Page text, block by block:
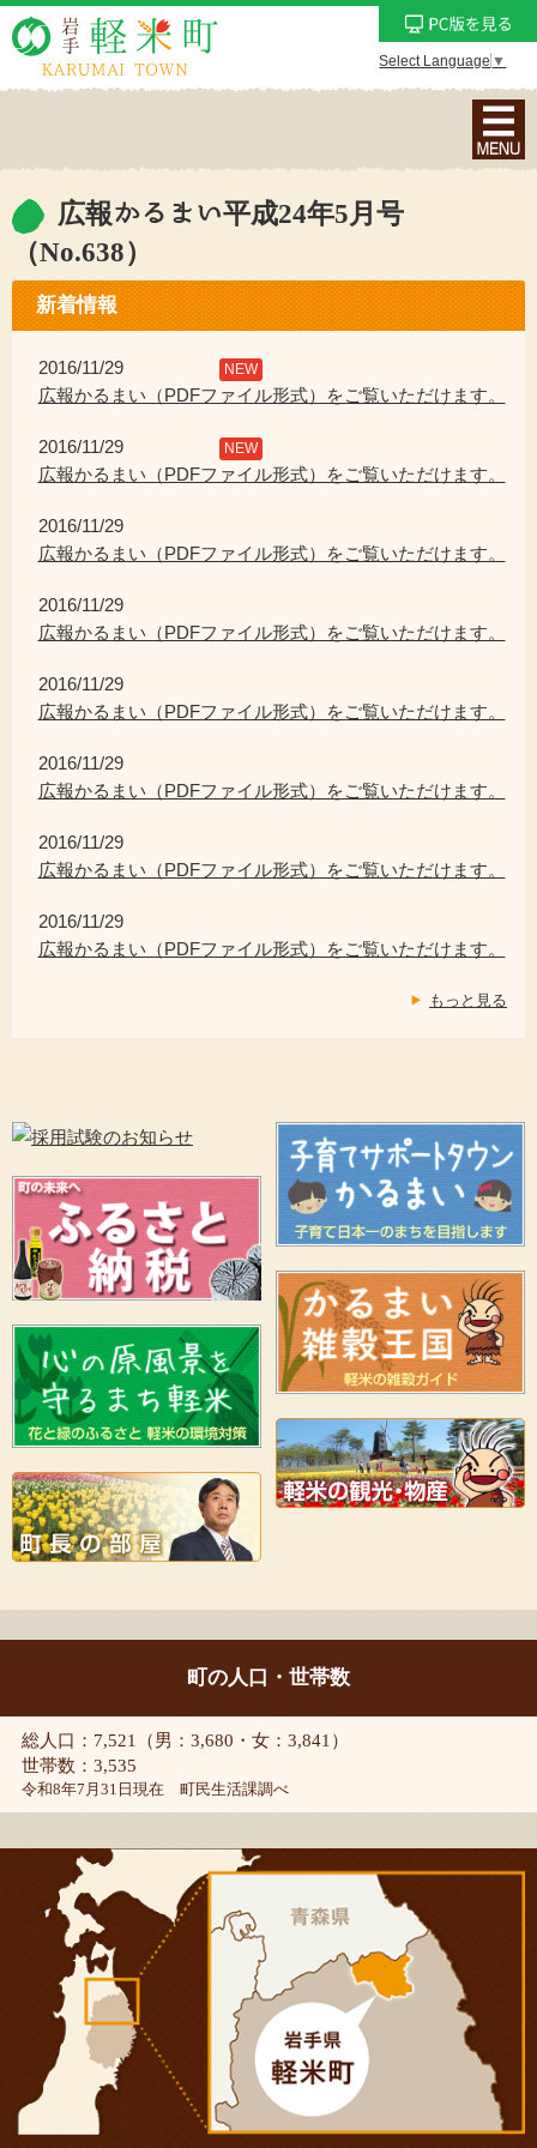
Select Language ▼
ナ
ビ
ン
メ
表
広報かるまい平成24年5月号
（No.638）
新着情報
2016/11/29 NEW
広報かるまい（PDFファイル形式）をご覧いただけます。
2016/11/29 NEW
広報かるまい（PDFファイル形式）をご覧いただけます。
2016/11/29
広報かるまい（PDFファイル形式）をご覧いただけます。
2016/11/29
広報かるまい（PDFファイル形式）をご覧いただけます。
2016/11/29
広報かるまい（PDFファイル形式）をご覧いただけます。
2016/11/29
広報かるまい（PDFファイル形式）をご覧いただけます。
2016/11/29
広報かるまい（PDFファイル形式）をご覧いただけます。
2016/11/29
広報かるまい（PDFファイル形式）をご覧いただけます。
もっと見る
町の人口・世帯数
総人口：7,521（男：3,680・女：3,841）
世帯数：3,535
令和8年7月31日現在 町民生活課調べ